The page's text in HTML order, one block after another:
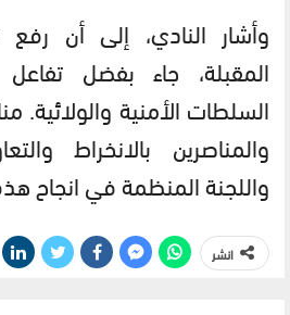
وأشار النادي، إلى أن رفع
المقبلة، جاء بفضل
السلطات الأمنية والولائية.
والمناصرين بالانخراط
واللجنة المنظمة في انجاح
انشر